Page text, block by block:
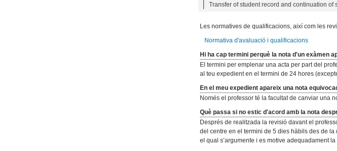
Transfer of student record and continuation of
Les normatives de qualificacions, així com les
Normativa d'avaluació i qualificacions
Hi ha cap termini perquè la nota d'un exàmen
El termini per emplenar una acta per part del
al teu expedient en el termini de 24 hores
En el meu expedient apareix una nota
Només el professor té la facultat de canviar una
Què passa si no estic d'acord amb la nota
Després de realitzada la revisió davant el
del centre en el termini de 5 dies hàbils des de
el qual s’argumente i es motive adequadament